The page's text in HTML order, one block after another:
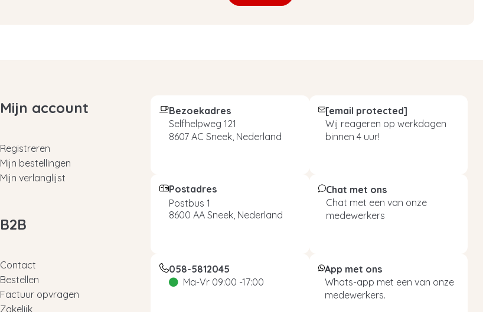
Mijn account
Registreren
Mijn bestellingen
Mijn verlanglijst
B2B
Contact
Bestellen
Factuur opvragen
Zakelijk
Bezoekadres
Selfhelpweg 121
8607 AC Sneek, Nederland
[email protected]
Wij reageren op werkdagen
binnen 4 uur!
Postadres
Postbus 1
8600 AA Sneek, Nederland
Chat met ons
Chat met een van onze
medewerkers
058-5812045
Ma-Vr 09:00 -17:00
App met ons
Whats-app met een van onze
medewerkers.